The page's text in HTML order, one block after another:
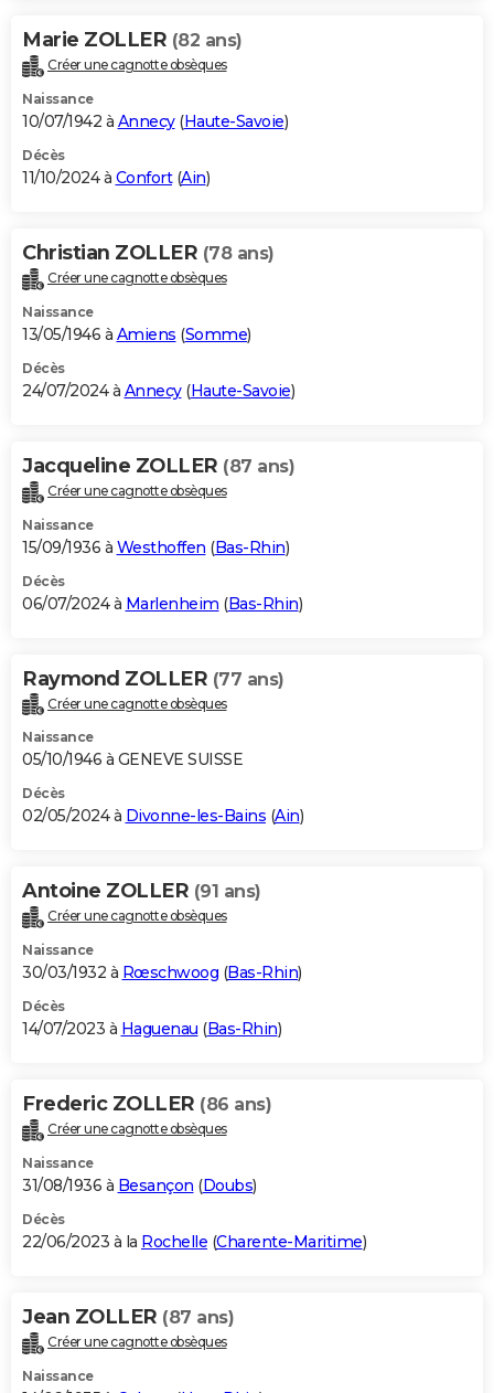
Marie ZOLLER (82 ans)
Créer une cagnotte obsèques
Naissance
10/07/1942 à Annecy(Haute-Savoie)
Décès
11/10/2024 à Confort(Ain)
Christian ZOLLER (78 ans)
Créer une cagnotte obsèques
Naissance
13/05/1946 à Amiens (Somme)
Décès
24/07/2024 à Annecy(Haute-Savoie)
Jacqueline ZOLLER (87 ans)
Créer une cagnotte obsèques
Naissance
15/09/1936 à Westhoffen (Bas-Rhin)
Décès
06/07/2024 à Marlenheim (Bas-Rhin)
Raymond ZOLLER (77 ans)
Créer une cagnotte obsèques
Naissance
05/10/1946 à GENEVE SUISSE
Décès
02/05/2024 à Divonne-les-Bains (Ain)
Antoine ZOLLER (91 ans)
Créer une cagnotte obsèques
Naissance
30/03/1932 à Rœschwoog (Bas-Rhin)
Décès
14/07/2023 à Haguenau (Bas-Rhin)
Frederic ZOLLER (86 ans)
Créer une cagnotte obsèques
Naissance
31/08/1936 à Besançon (Doubs)
Décès
22/06/2023 à la Rochelle (Charente-Maritime)
Jean ZOLLER (87 ans)
Créer une cagnotte obsèques
Naissance